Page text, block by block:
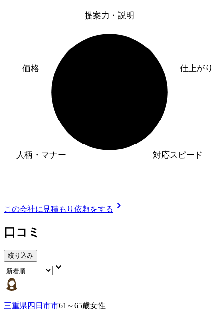
提案力・説明
仕上がり
対応スピード
人柄・マナー
価格
この会社に見積もり依頼をする chevron_right
口コミ
絞り込み
keyboard_arrow_down
三重県四日市市61～65歳女性